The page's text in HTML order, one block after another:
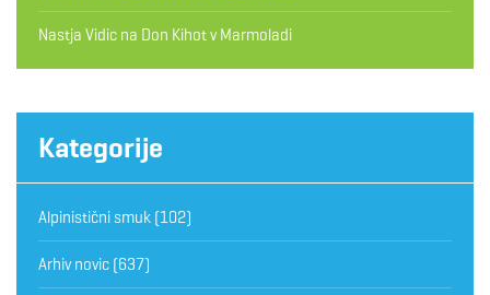
Nastja Vidic na Don Kihot v Marmoladi
Kategorije
Alpinistični smuk (102)
Arhiv novic (637)